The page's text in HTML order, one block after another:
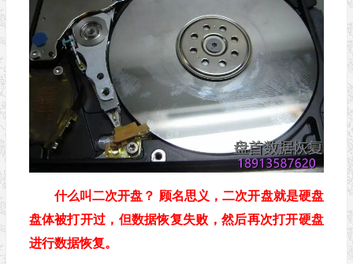
什么叫二次开盘？ 顾名思义，二次开盘就是硬盘
盘体被打开过，但数据恢复失败，然后再次打开硬盘
进行数据恢复。